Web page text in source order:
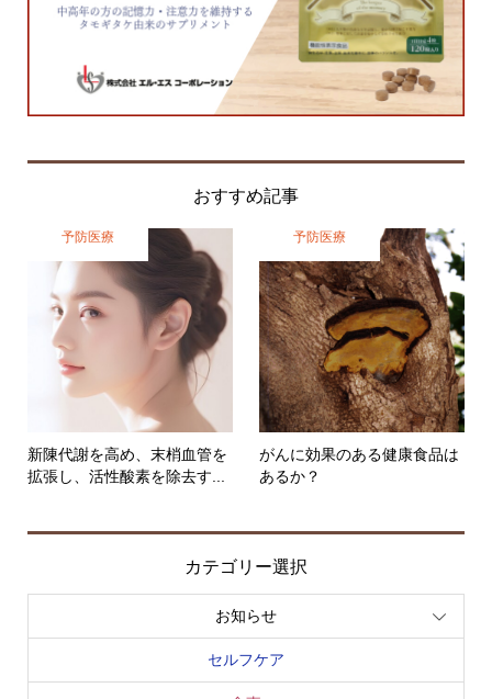
おすすめ記事
予防医療
新陳代謝を高め、末梢血管を
拡張し、活性酸素を除去す...
予防医療
がんに効果のある健康食品は
あるか？
カテゴリー選択
お知らせ
セルフケア